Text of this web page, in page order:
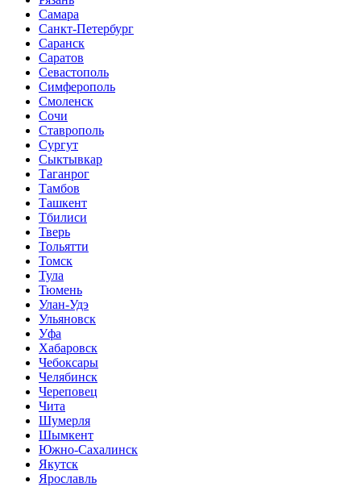
Самара
Санкт-Петербург
Саранск
Саратов
Севастополь
Симферополь
Смоленск
Сочи
Ставрополь
Сургут
Сыктывкар
Таганрог
Тамбов
Ташкент
Тбилиси
Тверь
Тольятти
Томск
Тула
Тюмень
Улан-Удэ
Ульяновск
Уфа
Хабаровск
Чебоксары
Челябинск
Череповец
Чита
Шумерля
Шымкент
Южно-Сахалинск
Якутск
Ярославль